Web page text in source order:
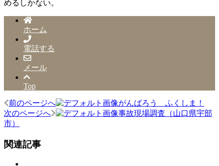
めるしかない。
ホーム
電話する
メール
Top
投
稿
ナ
ビ
前のページへ
がんばろう ふくしま！
次のページへ
事故現場調査（山口県宇部
市）
関連記事